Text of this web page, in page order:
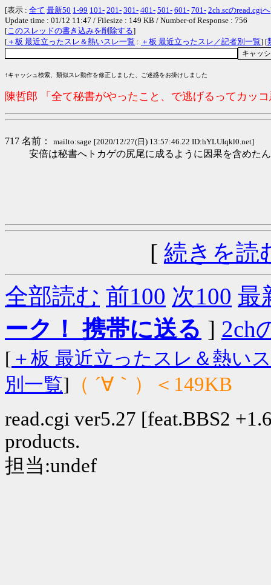
[表示 : 全て 最新50 1-99 101- 201- 301- 401- 501- 601- 701- 2ch.scのread.cgiへ
Update time : 01/12 11:47 / Filesize : 149 KB / Number-of Response : 756
[このスレッドの書き込みを削除する]
[ ＋板 最近立ったスレ＆熱いスレ一覧 : ＋板 最近立ったスレ／記者別一覧] [
↑キャッシュ検索、類似スレ動作を修正しました、ご迷惑をお掛けしました
陳哲郎 「全て秘書がやったこと、で逃げるってカッ
717 名前： mailto:sage [2020/12/27(日) 13:57:46.22 ID:hYLUIqkl0.net]
安倍は秘書へトカゲの尻尾に成るように因果を含めた
[ 続きを読
全部読む 前100 次100 最
ーク！ 携帯に送る ] 2ch
[ ＋板 最近立ったスレ＆熱い
別一覧] （ ´∀｀）＜149KB
read.cgi ver5.27 [feat.BBS2
products.
担当:undef